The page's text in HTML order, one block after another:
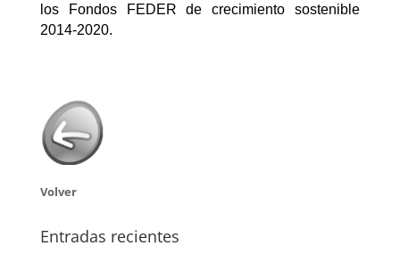
los Fondos FEDER de crecimiento sostenible
2014-2020.
Volver
Entradas recientes